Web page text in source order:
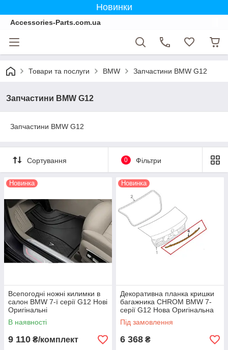
Новинки
Accessories-Parts.com.ua
Товари та послуги BMW Запчастини BMW G12
Запчастини BMW G12
Запчастини BMW G12
Сортування 0 Фільтри
Новинка
Всепогодні ножні килимки в
салон BMW 7-ї серії G12 Нові
Оригінальні
В наявності
9 110 ₴/комплект
Новинка
Декоративна планка кришки
багажника CHROM BMW 7-
серії G12 Нова Оригінальна
Під замовлення
6 368 ₴